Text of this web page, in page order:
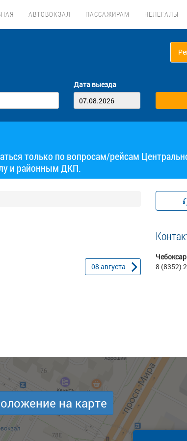
АВТОВОКЗАЛ ПАССАЖИРАМ НЕЛЕГАЛЫ
Дата выезда
только по вопросам/рейсам
и районным ДКП.
08 августа
8 (8352)
на карте